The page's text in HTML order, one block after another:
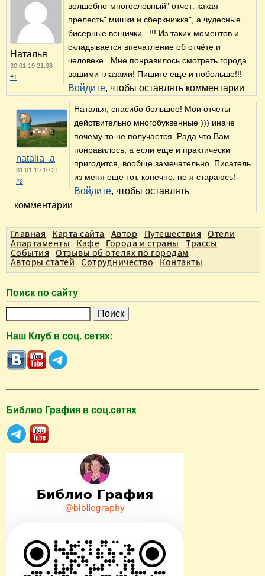
Наталья
30.01.19 21:38
#1
волшебно-многословный" отчет: какая
прелесть" мишки и сберкнижка", а чудесные
бисерные вещички...!!! Из таких моментов и
складывается впечатление об отчёте и
человеке...Мне понравилось смотреть города
вашими глазами! Пишите ещё и побольше!!!
Войдите, чтобы оставлять комментарии
natalia_a
31.01.19 10:21
#2
Наталья, спасибо большое! Мои отчеты
действительно многобуквенные ))) иначе
почему-то не получается. Рада что Вам
понравилось, а если еще и практически
пригодится, вообще замечательно. Писатель
из меня еще тот, конечно, но я стараюсь!
Войдите, чтобы оставлять
комментарии
Главная Карта сайта Автор Путешествия
Отели
Апартаменты Кафе Города и страны Трассы
События Отзывы об отелях по городам
Авторы статей Сотрудничество Контакты
Поиск по сайту
и
с
к
Наш Клуб в соц. сетях:
Библио Графия в соц.сетях